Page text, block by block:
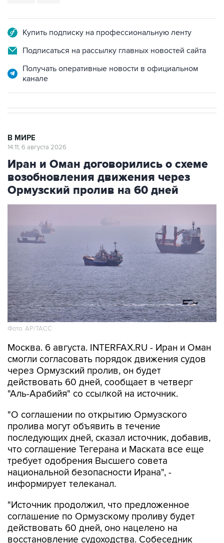
Купить подписку на профессиональную ленту
Подписаться на рассылку главных новостей сайта
Получать оперативные новости в официальном
канале
В МИРЕ
14:11, 6 августа 2026
Иран и Оман договорились о схеме
возобновления движения через
Ормузский пролив на 60 дней
Фото: AP/ТАСС
Москва. 6 августа. INTERFAX.RU - Иран и Оман
смогли согласовать порядок движения судов
через Ормузский пролив, он будет
действовать 60 дней, сообщает в четверг
"Аль-Арабийя" со ссылкой на источник.
"О соглашении по открытию Ормузского
пролива могут объявить в течение
последующих дней, сказал источник, добавив,
что соглашение Тегерана и Маската все еще
требует одобрения Высшего совета
национальной безопасности Ирана", -
информирует телеканал.
"Источник продолжил, что предложенное
соглашение по Ормузскому проливу будет
действовать 60 дней, оно нацелено на
восстановление судоходства. Собеседник